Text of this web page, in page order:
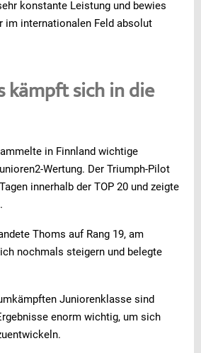
konstante Leistung und bewies
im internationalen Feld absolut
kämpft sich in die
in Finnland wichtige
Wertung. Der Triumph-Pilot
innerhalb der TOP 20 und zeigte
Thoms auf Rang 19, am
nochmals steigern und belegte
Juniorenklasse sind
enorm wichtig, um sich